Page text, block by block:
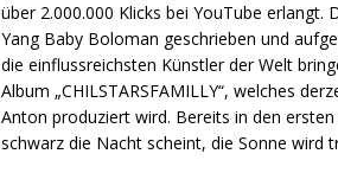
über 2.000.000 Klicks bei YouTube
Yang Baby Boloman geschrieben und
die einflussreichsten Künstler der Welt
Album „CHILSTARSFAMILLY“, welches
Anton produziert wird. Bereits in den
schwarz die Nacht scheint, die Sonne wird